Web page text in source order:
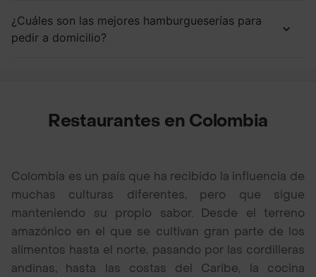
¿Cuáles son las mejores hamburgueserías para
pedir a domicilio?
Restaurantes en Colombia
Colombia es un país que ha recibido la influencia de
muchas culturas diferentes, pero que sigue
manteniendo su propio sabor. Desde el terreno
amazónico en el que se cultivan gran parte de los
alimentos hasta el norte, pasando por las cordilleras
andinas, hasta las costas del Caribe, la cocina